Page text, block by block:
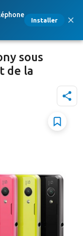
Installer
sous
de la